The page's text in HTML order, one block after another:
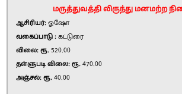
மருத்துவத்தி லிருந்து மனமற்ற
ஆசிரியர்: ஓஷோ
வகைப்பாடு : கட்டுரை
விலை: ரூ. 520.00
தள்ளுபடி விலை: ரூ. 470.00
அஞ்சல்: ரூ. 40.00